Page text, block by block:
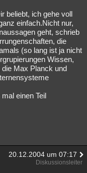
beliebt, ich gehe voll
einfach.Nicht nur,
geht, schrieb
die
(so lang ist ja nicht
Wissen,
Max Planck und
einen Teil
20.12.2004 um 07:17
Diskussionsleiter